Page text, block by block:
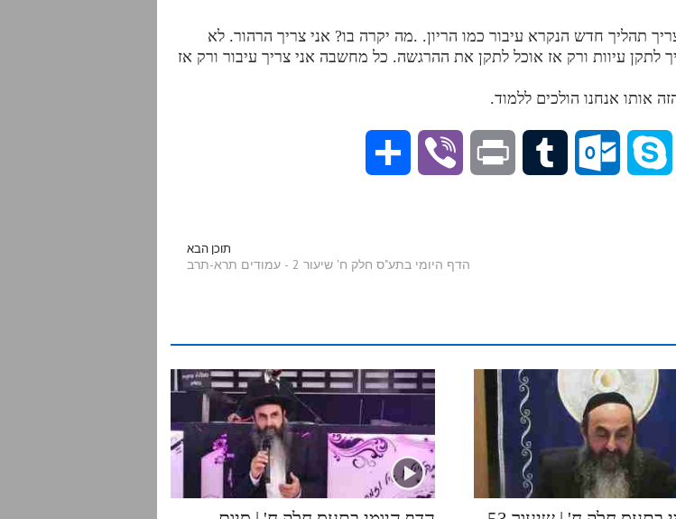
תהליך חדש הנקרא עיבור כמו הריון. .מה יקרה בו? אני צריך הרהור. לא
עיוות ורק אז אוכל לתקן את ההרגשה. כל מחשבה אני צריך עיבור ורק אז
אותו אנחנו הולכים ללמוד.
k
c
r
תוכן הבא
הדף היומי בתע"ס חלק ח' שיעור 2 - עמודים תרא-תרב